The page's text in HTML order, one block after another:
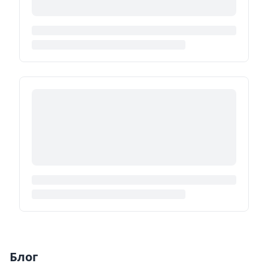
Блог